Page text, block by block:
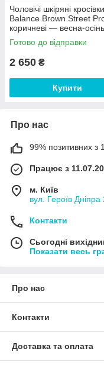
Чоловічі шкіряні
Balance Brown Street
коричневі — весна-осінь
Готово до відправки
2 650 ₴
Купити
Про нас
99% позитивних з
Працює з
м. Київ
вул. Героїв
Контакти
Сьогодні
Показати весь
Про нас
Контакти
Доставка та оплата